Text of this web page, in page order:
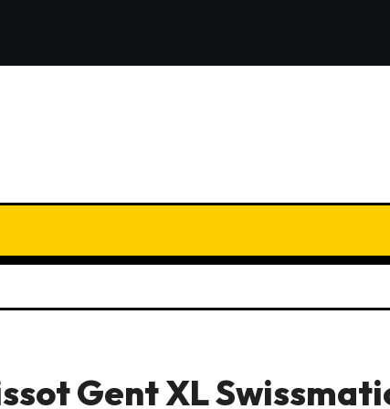
Gent XL